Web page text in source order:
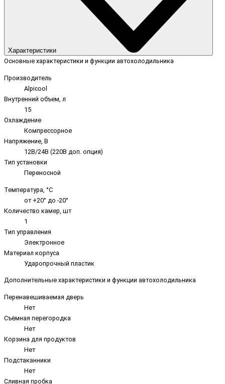
Характеристики
Основные характеристики и функции автохолодильника
Производитель
Alpicool
Внутренний объем, л
15
Охлаждение
Компрессорное
Напряжение, В
12В/24В (220В доп. опция)
Тип установки
Переносной
Температура, °C
от +20° до -20°
Количество камер, шт
1
Тип управления
Электронное
Материал корпуса
Ударопрочный пластик
Дополнительные характеристики и функции автохолодильника
Перенавешиваемая дверь
Нет
Съёмная перегородка
Нет
Корзина для продуктов
Нет
Подстаканники
Нет
Сливная пробка